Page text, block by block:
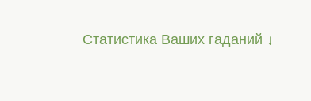
Статистика Ваших гаданий ↓